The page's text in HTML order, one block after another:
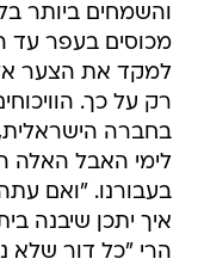
והשמחים ביותר
מכוסים בעפר עד
למקד את הצער אל
רק על כך.
בחברה הישראלית,
לימי האבל האלה
בעבורנו. "ואם
איך יתכן שיבנה
הרי "כל דור שלא